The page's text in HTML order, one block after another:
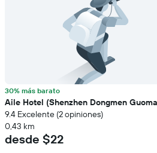
30% más barato
Aile Hotel (Shenzhen Dongmen
9.4 Excelente (2 opiniones)
0,43 km
desde $22